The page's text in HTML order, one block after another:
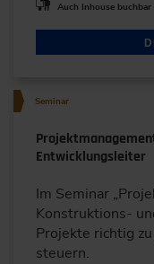
Auch Inhouse buchbar
Seminar
Entwicklungsleiter
Im Seminar
Konstruktions-
Projekte richtig
steuern.